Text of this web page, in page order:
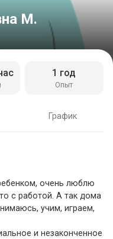
М.
Опыт
1 год
График
очень люблю
с работой. А так дома
учим, играем,
и незаконченное